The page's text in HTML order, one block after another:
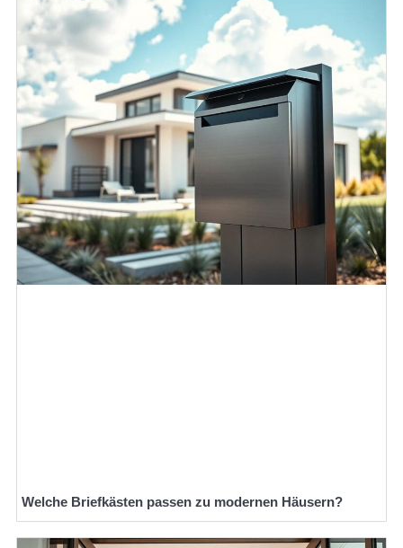
Welche Briefkästen passen zu modernen Häusern?